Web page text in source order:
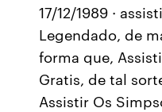
17/12/1989 ·
Legendado, de
forma que,
Gratis, de tal
Assistir Os